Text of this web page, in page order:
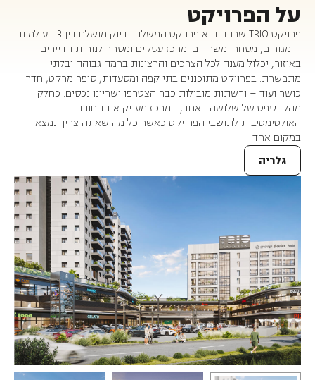
על הפרויקט
פרויקט TRIO שרונה הוא פרויקט המשלב בדיוק מושלם בין 3 העולמות
– מגורים, מסחר ומשרדים. מרכז עסקים ומסחר לנוחות הדיירים
באיזור, יכלול מענה לכל הצרכים והרצונות ברמה גבוהה ובלתי
מתפשרת. בפרויקט מתוכננים בתי קפה ומסעדות, סופר מרקט, חדר
כושר ועוד – ורשתות מובילות כבר הצטרפו ושריינו נכסים. כחלק
מהקונספט של שלושה באחד, המרכז מעניק את החוויה
האולטימטיבית לתושבי הפרויקט כאשר כל מה שאתה צריך נמצא
במקום אחד
גלריה